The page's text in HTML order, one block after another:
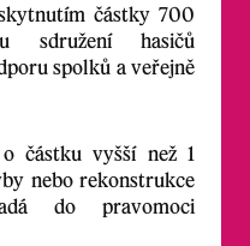
částky 700
sdružení hasičů
spolků a veřejně
částku vyšší než 1
nebo rekonstrukce
do pravomoci